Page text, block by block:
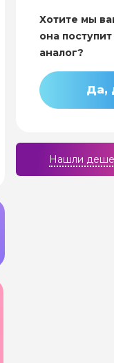
Хотите мы
она
аналог?
Да,
Нашли